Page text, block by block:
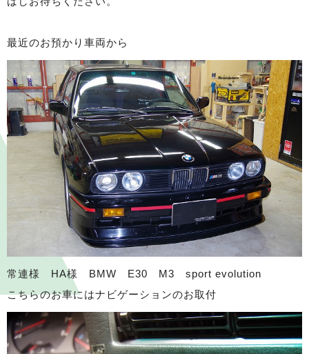
最近のお預かり車両から
常連様 HA様 BMW E30 M3 sport evolution
こちらのお車にはナビゲーションのお取付